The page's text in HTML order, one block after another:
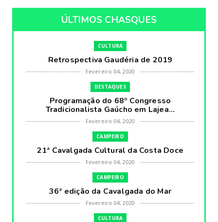
ÚLTIMOS CHASQUES
CULTURA
Retrospectiva Gaudéria de 2019
Fevereiro 04, 2020
DESTAQUES
Programação do 68º Congresso
Tradicionalista Gaúcho em Lajea...
Fevereiro 04, 2020
CAMPEIRO
21ª Cavalgada Cultural da Costa Doce
Fevereiro 04, 2020
CAMPEIRO
36ª edição da Cavalgada do Mar
Fevereiro 04, 2020
CULTURA